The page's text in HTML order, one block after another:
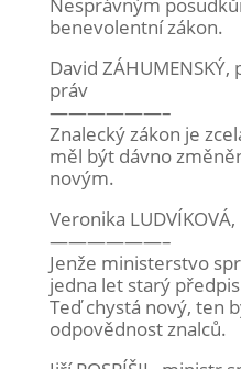
benevolentní zákon.
David
práv
——————–
Znalecký zákon je
měl být dávno
novým.
Veronika
——————–
Jenže ministerstvo
jedna let starý
Teď chystá nový, ten
odpovědnost znalců.